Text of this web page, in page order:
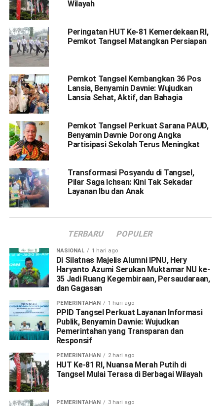
Wilayah
Peringatan HUT Ke-81 Kemerdekaan RI,
Pemkot Tangsel Matangkan Persiapan
Pemkot Tangsel Kembangkan 36 Pos
Lansia, Benyamin Davnie: Wujudkan
Lansia Sehat, Aktif, dan Bahagia
Pemkot Tangsel Perkuat Sarana PAUD,
Benyamin Davnie Dorong Angka
Partisipasi Sekolah Terus Meningkat
Transformasi Posyandu di Tangsel,
Pilar Saga Ichsan: Kini Tak Sekadar
Layanan Ibu dan Anak
TERBARU POPULER
NASIONAL 1 hari ago
Di Silatnas Majelis Alumni IPNU, Hery
Haryanto Azumi Serukan Muktamar NU ke-
35 Jadi Ruang Kegembiraan, Persaudaraan,
dan Gagasan
PEMERINTAHAN 1 hari ago
PPID Tangsel Perkuat Layanan Informasi
Publik, Benyamin Davnie: Wujudkan
Pemerintahan yang Transparan dan
Responsif
PEMERINTAHAN 2 hari ago
HUT Ke-81 RI, Nuansa Merah Putih di
Tangsel Mulai Terasa di Berbagai Wilayah
PEMERINTAHAN 3 hari ago